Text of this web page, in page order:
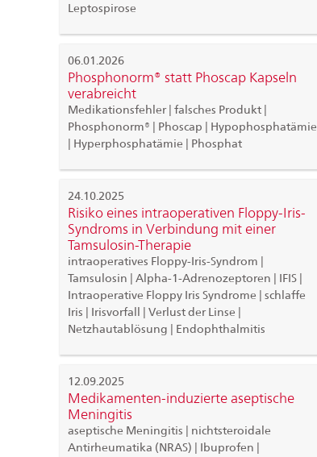
Leptospirose
06.01.2026
Phosphonorm® statt Phoscap Kapseln
verabreicht
Medikationsfehler | falsches Produkt |
Phosphonorm® | Phoscap | Hypophosphatämie
| Hyperphosphatämie | Phosphat
24.10.2025
Risiko eines intraoperativen Floppy-Iris-
Syndroms in Verbindung mit einer
Tamsulosin-Therapie
intraoperatives Floppy-Iris-Syndrom |
Tamsulosin | Alpha-1-Adrenozeptoren | IFIS |
Intraoperative Floppy Iris Syndrome | schlaffe
Iris | Irisvorfall | Verlust der Linse |
Netzhautablösung | Endophthalmitis
12.09.2025
Medikamenten-induzierte aseptische
Meningitis
aseptische Meningitis | nichtsteroidale
Antirheumatika (NRAS) | Ibuprofen |